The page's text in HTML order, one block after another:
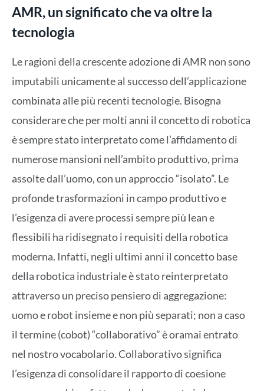
AMR, un significato che va oltre la
tecnologia
Le ragioni della crescente adozione di AMR non sono
imputabili unicamente al successo dell’applicazione
combinata alle più recenti tecnologie. Bisogna
considerare che per molti anni il concetto di robotica
è sempre stato interpretato come l’affidamento di
numerose mansioni nell’ambito produttivo, prima
assolte dall’uomo, con un approccio “isolato”. Le
profonde trasformazioni in campo produttivo e
l’esigenza di avere processi sempre più lean e
flessibili ha ridisegnato i requisiti della robotica
moderna. Infatti, negli ultimi anni il concetto base
della robotica industriale è stato reinterpretato
attraverso un preciso pensiero di aggregazione:
uomo e robot insieme e non più separati; non a caso
il termine (cobot) “collaborativo” è oramai entrato
nel nostro vocabolario. Collaborativo significa
l’esigenza di consolidare il rapporto di coesione